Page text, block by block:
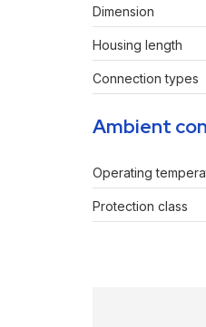
Dimension
Housing length
Connection types
Ambient
Operating
Protection class